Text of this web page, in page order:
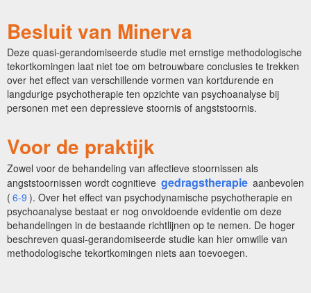
Besluit van Minerva
Deze quasi-gerandomiseerde studie met ernstige methodologische
tekortkomingen laat niet toe om betrouwbare conclusies te trekken
over het effect van verschillende vormen van kortdurende en
langdurige psychotherapie ten opzichte van psychoanalyse bij
personen met een depressieve stoornis of angststoornis.
Voor de praktijk
Zowel voor de behandeling van affectieve stoornissen als
angststoornissen wordt cognitieve gedragstherapie aanbevolen
( 6-9 ). Over het effect van psychodynamische psychotherapie en
psychoanalyse bestaat er nog onvoldoende evidentie om deze
behandelingen in de bestaande richtlijnen op te nemen. De hoger
beschreven quasi-gerandomiseerde studie kan hier omwille van
methodologische tekortkomingen niets aan toevoegen.